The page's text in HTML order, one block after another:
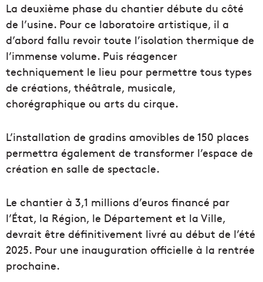
La deuxième phase du chantier débute du côté
de l’usine. Pour ce laboratoire artistique, il a
d’abord fallu revoir toute l’isolation thermique de
l’immense volume. Puis réagencer
techniquement le lieu pour permettre tous types
de créations, théâtrale, musicale,
chorégraphique ou arts du cirque.
L’installation de gradins amovibles de 150 places
permettra également de transformer l’espace de
création en salle de spectacle.
Le chantier à 3,1 millions d’euros financé par
l’État, la Région, le Département et la Ville,
devrait être définitivement livré au début de l’été
2025. Pour une inauguration officielle à la rentrée
prochaine.